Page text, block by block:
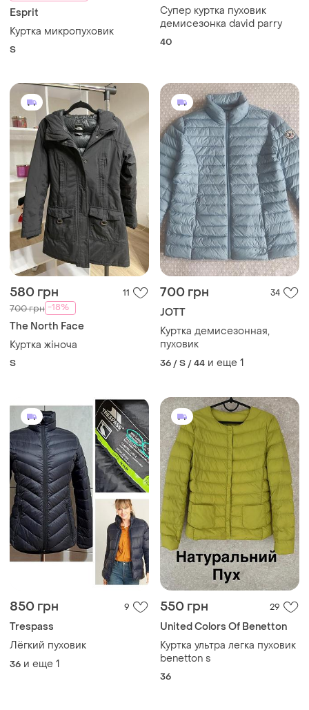
Esprit
Куртка микропуховик
S
Супер куртка пуховик
демисезонка david parry
40
580 грн 11
700 грн -18%
The North Face
Куртка жіноча
S
700 грн 34
JOTT
Куртка демисезонная,
пуховик
36 / S / 44 и еще 1
850 грн 9
Trespass
Лёгкий пуховик
36 и еще 1
550 грн 29
United Colors Of Benetton
Куртка ультра легка пуховик
benetton s
36